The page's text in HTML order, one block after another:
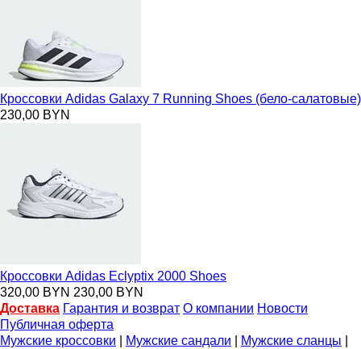
Кроссовки Adidas Galaxy 7 Running Shoes (бело-салатовые)
230,00 BYN
Кроссовки Adidas Eclyptix 2000 Shoes
320,00 BYN 230,00 BYN
Доставка Гарантия и возврат О компании Новости
Публичная оферта
Мужские кроссовки
Мужские сандали Мужские сланцы